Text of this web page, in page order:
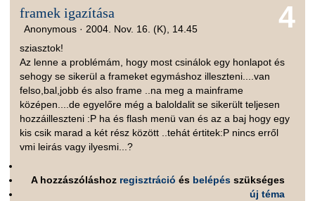
4
framek igazítása
Anonymous · 2004. Nov. 16. (K), 14.45
sziasztok!
Az lenne a problémám, hogy most csinálok egy honlapot és
sehogy se sikerül a frameket egymáshoz illeszteni....van
felso,bal,jobb és also frame ..na meg a mainframe
középen....de egyelőre még a baloldalit se sikerült teljesen
hozzáilleszteni :P ha és flash menü van és az a baj hogy egy
kis csik marad a két rész között ..tehát értitek:P nincs erről
vmi leirás vagy ilyesmi...?
A hozzászóláshoz regisztráció és belépés szükséges
új téma